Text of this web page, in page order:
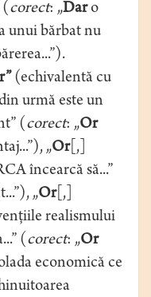
corect: „Daro
unui bărbat nu
(echivalentă cu
urmă este un
(corect: „Or
„Or[,]
încearcă să...”
„Or[,]
realismului
(corect: „Or
economică ce